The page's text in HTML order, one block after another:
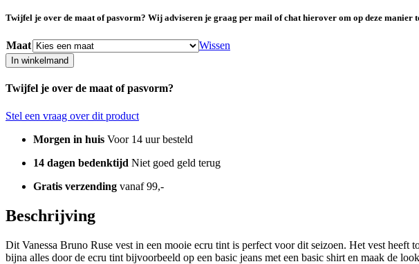
Twijfel je over de maat of pasvorm? Wij adviseren je graag per mail of chat hierover om op deze manier
Maat Wissen
In winkelmand
Twijfel je over de maat of pasvorm?
Stel een vraag over dit product
Morgen in huis Voor 14 uur besteld
14 dagen bedenktijd Niet goed geld terug
Gratis verzending vanaf 99,-
Beschrijving
Dit Vanessa Bruno Ruse vest in een mooie ecru tint is perfect voor dit seizoen. Het vest
bijna alles door de ecru tint bijvoorbeeld op een basic jeans met een basic shirt en maak de